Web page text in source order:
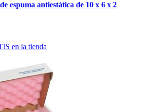
espuma antiestática de 10 x 6 x 2
en la tienda